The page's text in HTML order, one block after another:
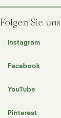
Folgen Sie uns
Instagram
Facebook
YouTube
Pinterest